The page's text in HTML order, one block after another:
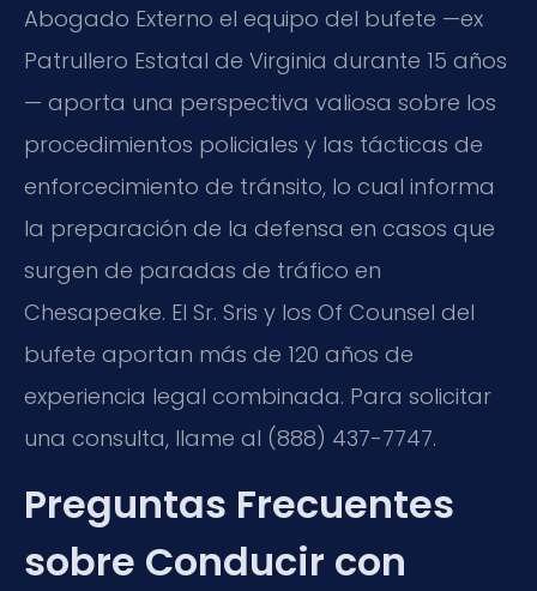
Abogado Externo el equipo del bufete —ex
Patrullero Estatal de Virginia durante 15 años
— aporta una perspectiva valiosa sobre los
procedimientos policiales y las tácticas de
enforcecimiento de tránsito, lo cual informa
la preparación de la defensa en casos que
surgen de paradas de tráfico en
Chesapeake. El Sr. Sris y los Of Counsel del
bufete aportan más de 120 años de
experiencia legal combinada. Para solicitar
una consulta, llame al (888) 437-7747.
Preguntas Frecuentes
sobre Conducir con